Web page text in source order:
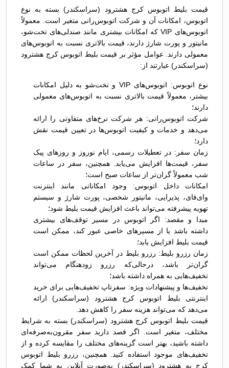
قیمت بلیط اتوبوس کرج هشترود (سراسکندر) بسته به نوع
اتوبوس، امکانات آن و شرکت اتوبوس‌رانی متغیر است. معمولاً
اتوبوس‌های VIP که امکانات بیشتری مانند صندلی‌های تخت‌شو،
مانیتور و پورت شارژ دارند، قیمت بالاتری نسبت به اتوبوس‌های
معمولی دارند. عوامل مؤثر بر قیمت بلیط اتوبوس کرج هشترود
(سراسکندر) عبارتند از:
نوع اتوبوس: اتوبوس‌های VIP و تخت‌شو به دلیل امکانات
بیشتر، معمولاً قیمت بالاتری نسبت به اتوبوس‌های معمولی
دارند؛
شرکت اتوبوس‌رانی: هر شرکت نرخ‌های متفاوتی را ارائه
می‌دهد و خدمات و کیفیت اتوبوس‌ها در تعیین قیمت نقش
دارد؛
زمان سفر: در تعطیلات رسمی، ایام نوروز و روزهای پیک
سفر، قیمت‌ها افزایش می‌یابد. همچنین، سفر در ساعات
شب معمولاً گران‌تر از ساعات صبح است؛
امکانات داخل اتوبوس: وجود امکاناتی مانند اینترنت
وای‌فای، پذیرایی، مانیتور شخصی، پورت شارژ و سیستم
تهویه پیشرفته می‌تواند باعث افزایش قیمت بلیط شود؛
مبدا و مقصد: اگر اتوبوس در مسیر توقف‌های بیشتری
داشته باشد یا از مسیرهای خاصی عبور کند، ممکن است
قیمت بلیط افزایش یابد؛
زمان رزرو بلیط: رزرو بلیط در آخرین لحظات ممکن است
گران‌تر باشد، درحالی‌که رزرو زودهنگام می‌تواند
تخفیف‌هایی به همراه داشته باشد؛
تخفیف‌ها و پیشنهادات ویژه: سفرتاپ تخفیف‌هایی برای خرید
اینترنتی بلیط اتوبوس کرج هشترود (سراسکندر) ارائه
می‌دهد که می‌تواند هزینه سفر را کاهش دهد.
قیمت بلیط اتوبوس کرج هشترود (سراسکندر) بسته به شرایط
مختلف، متغیر است. اگر قصد دارید سفر مقرون‌به‌صرفه‌ای
داشته باشید، بهتر است گزینه‌های مختلف را مقایسه کرده و از
تخفیف‌های موجود استفاده کنید. همچنین، رزرو بلیط اتوبوس
کرج به هشترود (سراسکندر) به‌صورت آنلاین به شما کمک